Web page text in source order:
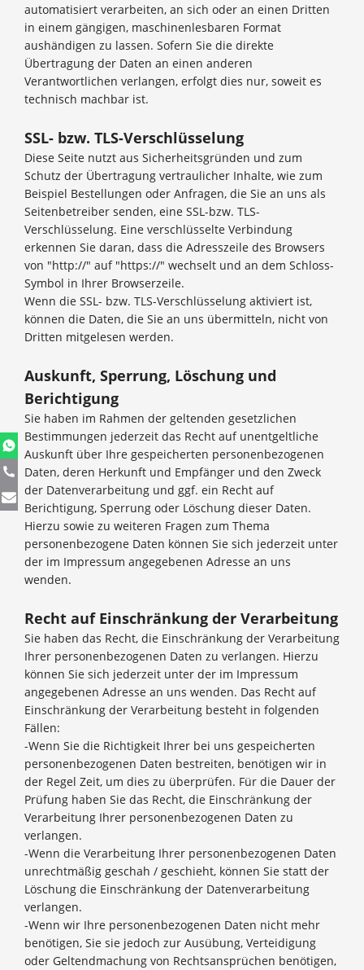
automatisiert verarbeiten, an sich oder an einen Dritten
in einem gängigen, maschinenlesbaren Format
aushändigen zu lassen. Sofern Sie die direkte
Übertragung der Daten an einen anderen
Verantwortlichen verlangen, erfolgt dies nur, soweit es
technisch machbar ist.
SSL- bzw. TLS-Verschlüsselung
Diese Seite nutzt aus Sicherheitsgründen und zum
Schutz der Übertragung vertraulicher Inhalte, wie zum
Beispiel Bestellungen oder Anfragen, die Sie an uns als
Seitenbetreiber senden, eine SSL-bzw. TLS-
Verschlüsselung. Eine verschlüsselte Verbindung
erkennen Sie daran, dass die Adresszeile des Browsers
von "http://" auf "https://" wechselt und an dem Schloss-
Symbol in Ihrer Browserzeile.
Wenn die SSL- bzw. TLS-Verschlüsselung aktiviert ist,
können die Daten, die Sie an uns übermitteln, nicht von
Dritten mitgelesen werden.
Auskunft, Sperrung, Löschung und
Berichtigung
Sie haben im Rahmen der geltenden gesetzlichen
Bestimmungen jederzeit das Recht auf unentgeltliche
Auskunft über Ihre gespeicherten personenbezogenen
Daten, deren Herkunft und Empfänger und den Zweck
der Datenverarbeitung und ggf. ein Recht auf
Berichtigung, Sperrung oder Löschung dieser Daten.
Hierzu sowie zu weiteren Fragen zum Thema
personenbezogene Daten können Sie sich jederzeit unter
der im Impressum angegebenen Adresse an uns
wenden.
Recht auf Einschränkung der Verarbeitung
Sie haben das Recht, die Einschränkung der Verarbeitung
Ihrer personenbezogenen Daten zu verlangen. Hierzu
können Sie sich jederzeit unter der im Impressum
angegebenen Adresse an uns wenden. Das Recht auf
Einschränkung der Verarbeitung besteht in folgenden
Fällen:
-Wenn Sie die Richtigkeit Ihrer bei uns gespeicherten
personenbezogenen Daten bestreiten, benötigen wir in
der Regel Zeit, um dies zu überprüfen. Für die Dauer der
Prüfung haben Sie das Recht, die Einschränkung der
Verarbeitung Ihrer personenbezogenen Daten zu
verlangen.
-Wenn die Verarbeitung Ihrer personenbezogenen Daten
unrechtmäßig geschah / geschieht, können Sie statt der
Löschung die Einschränkung der Datenverarbeitung
verlangen.
-Wenn wir Ihre personenbezogenen Daten nicht mehr
benötigen, Sie sie jedoch zur Ausübung, Verteidigung
oder Geltendmachung von Rechtsansprüchen benötigen,